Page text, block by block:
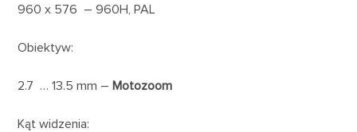
960 x 576 – 960H, PAL
Obiektyw:
2.7 … 13.5 mm –Motozoom
Kąt widzenia: